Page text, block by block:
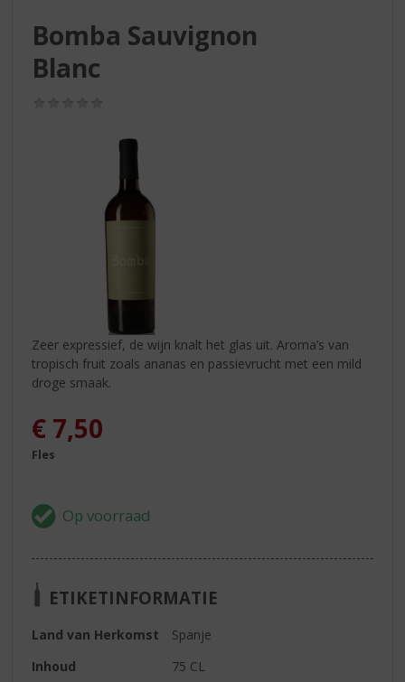
Bomba Sauvignon
Blanc
Zeer expressief, de wijn knalt het glas uit. Aroma’s van
tropisch fruit zoals ananas en passievrucht met een mild
droge smaak.
€ 7,50
Fles
ETIKETINFORMATIE
Land van Herkomst
Spanje
Inhoud
75 CL